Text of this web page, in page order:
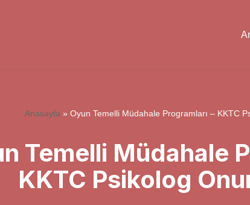
Anasayfa » Oyun Temelli Müdahale Programları – KKTC
Temelli Müdahale
KKTC Psikolog